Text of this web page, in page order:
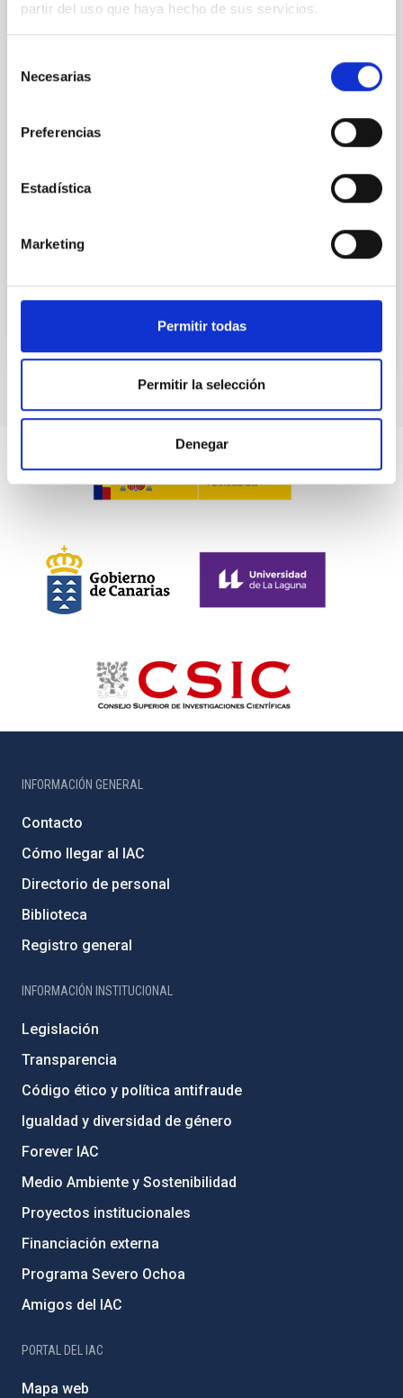
partir del uso que haya hecho de sus servicios.
Necesarias
Preferencias
Estadística
Marketing
Permitir todas
Permitir la selección
Denegar
Habitable Worlds
attention, the specific effects of active galactic nuclei
unexplored. This study aims to fill this gap by
at the
Fecha de publicación:
BIBCODE 2026ASTCS..1100130W
INFORMACIÓN GENERAL
Contacto
Cómo llegar al IAC
Directorio de personal
Biblioteca
Registro general
INFORMACIÓN INSTITUCIONAL
Legislación
Transparencia
Código ético y política antifraude
Igualdad y diversidad de género
Forever IAC
Medio Ambiente y Sostenibilidad
Proyectos institucionales
Financiación externa
Programa Severo Ochoa
Amigos del IAC
PORTAL DEL IAC
Mapa web